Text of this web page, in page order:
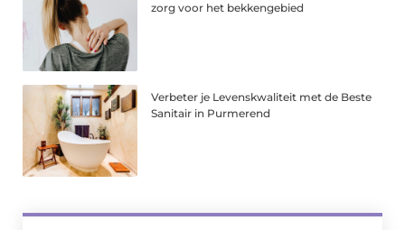
zorg voor het bekkengebied
Verbeter je Levenskwaliteit met de Beste
Sanitair in Purmerend